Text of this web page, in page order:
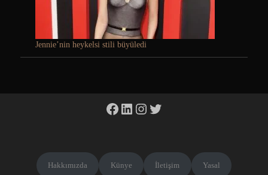
Jennie’nin heykelsi stili büyüledi
Facebook
LinkedIn
Instagram
Twitter
Hakkımızda Künye İletişim Yasal